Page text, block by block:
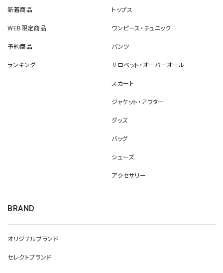
新着商品
WEB限定商品
予約商品
ランキング
トップス
ワンピース・チュニック
パンツ
サロペット・オーバーオール
スカート
ジャケット・アウター
グッズ
バッグ
シューズ
アクセサリー
BRAND
オリジナルブランド
セレクトブランド